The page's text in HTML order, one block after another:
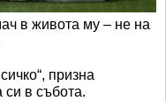
в живота му – не на
призна
в събота.